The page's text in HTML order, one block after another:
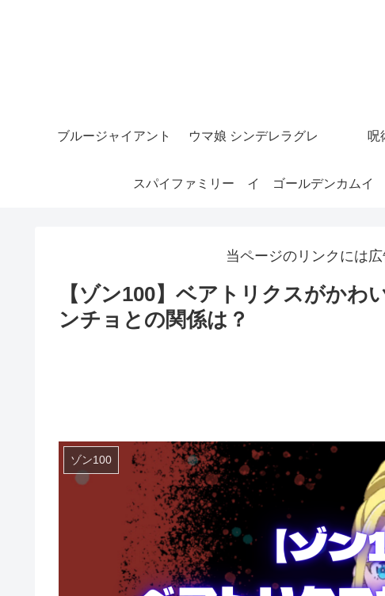
ブルージャイアント ウマ娘 シンデレラグレ
イ
呪
スパイファミリー ゴールデンカムイ
当ページのリンクには広
【ゾン100】ベアトリクスがか
ンチョとの関係は？
ゾン100